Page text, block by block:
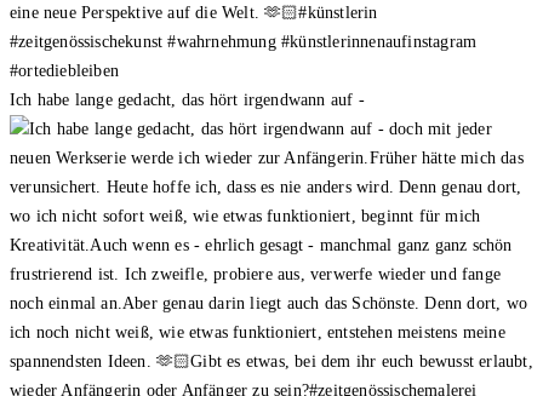
Ich habe lange gedacht, das hört irgendwann auf -